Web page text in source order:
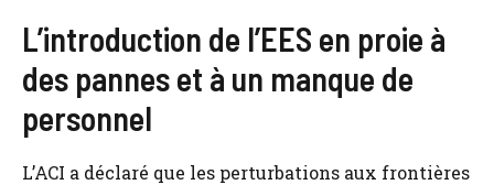
L’introduction de l’EES en proie à
des pannes et à un manque de
personnel
L’ACI a déclaré que les perturbations aux frontières